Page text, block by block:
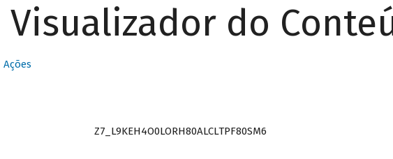
Visualizador do
Ações
Z7_L9KEH4O0LORH80ALCLTPF80SM6